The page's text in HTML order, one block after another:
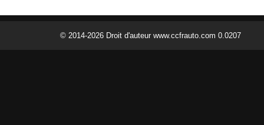
© 2014-2026 Droit d'auteur www.ccfrauto.com 0.0207